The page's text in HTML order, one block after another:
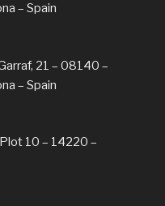
– Spain
21 – 08140 –
– Spain
Plot 10 – 14220 –